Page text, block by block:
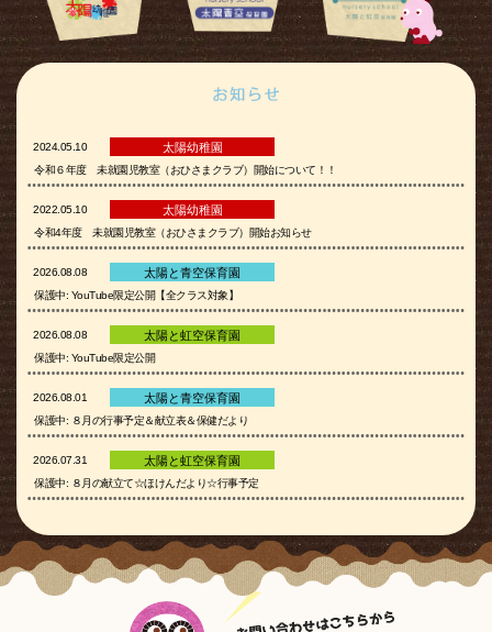
2024.05.10 太陽幼稚園
令和６年度 未就園児教室（おひさまクラブ）開始について！！
2022.05.10 太陽幼稚園
令和4年度 未就園児教室（おひさまクラブ）開始お知らせ
2026.08.08 太陽と青空保育園
保護中: YouTube限定公開【全クラス対象】
2026.08.08 太陽と虹空保育園
保護中: YouTube限定公開
2026.08.01 太陽と青空保育園
保護中: ８月の行事予定＆献立表＆保健だより
2026.07.31 太陽と虹空保育園
保護中: ８月の献立て☆ほけんだより☆行事予定